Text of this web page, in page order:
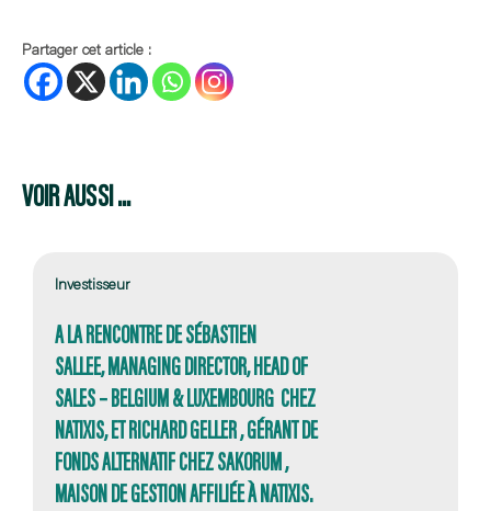
Partager cet article :
VOIR AUSSI ...
Investisseur
A LA RENCONTRE DE SÉBASTIEN
SALLEE, MANAGING DIRECTOR, HEAD OF
SALES – BELGIUM & LUXEMBOURG CHEZ
NATIXIS, ET RICHARD GELLER , GÉRANT DE
FONDS ALTERNATIF CHEZ SAKORUM ,
MAISON DE GESTION AFFILIÉE À NATIXIS.